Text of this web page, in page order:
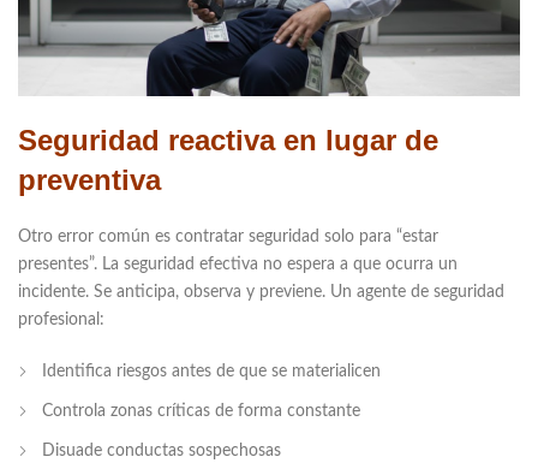
Seguridad reactiva en lugar de
preventiva
Otro error común es contratar seguridad solo para “estar
presentes”. La seguridad efectiva no espera a que ocurra un
incidente. Se anticipa, observa y previene. Un agente de seguridad
profesional:
Identifica riesgos antes de que se materialicen
Controla zonas críticas de forma constante
Disuade conductas sospechosas